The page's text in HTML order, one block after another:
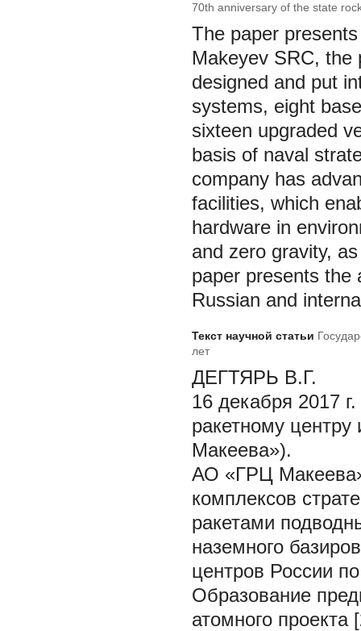
70th anniversary of the state
The paper
Makeyev SRC, the
designed and put
systems, eight
sixteen upgraded
basis of naval
company has
facilities, which
hardware in
and zero gravity,
paper presents the
Russian and
Текст научной статьи
лет
ДЕГТЯРЬ В.Г.
16 декабря 2017
ракетному
Макеева»).
АО «ГРЦ
комплексов
ракетами
наземного
центров России
Образование
атомного